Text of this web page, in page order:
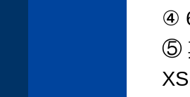
④
⑤